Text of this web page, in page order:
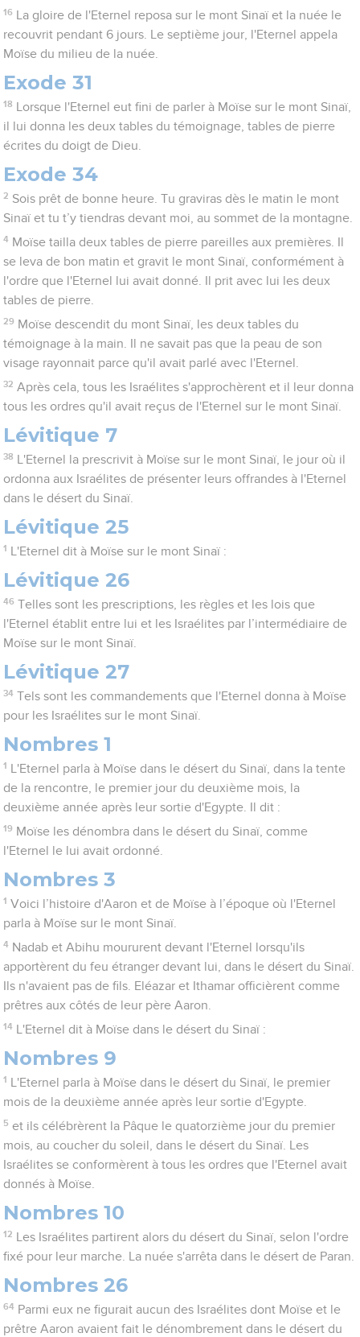
16
La gloire de l'Eternel reposa sur le mont Sinaï et la nuée le
recouvrit pendant 6 jours. Le septième jour, l'Eternel appela
Moïse du milieu de la nuée.
Exode 31
18
Lorsque l'Eternel eut fini de parler à Moïse sur le mont Sinaï,
il lui donna les deux tables du témoignage, tables de pierre
écrites du doigt de Dieu.
Exode 34
2 Sois prêt de bonne heure. Tu graviras dès le matin le mont
Sinaï et tu t’y tiendras devant moi, au sommet de la montagne.
4 Moïse tailla deux tables de pierre pareilles aux premières. Il
se leva de bon matin et gravit le mont Sinaï, conformément à
l'ordre que l'Eternel lui avait donné. Il prit avec lui les deux
tables de pierre.
29 Moïse descendit du mont Sinaï, les deux tables du
témoignage à la main. Il ne savait pas que la peau de son
visage rayonnait parce qu'il avait parlé avec l'Eternel.
32 Après cela, tous les Israélites s'approchèrent et il leur donna
tous les ordres qu'il avait reçus de l'Eternel sur le mont Sinaï.
Lévitique 7
38
L'Eternel la prescrivit à Moïse sur le mont Sinaï, le jour où il
ordonna aux Israélites de présenter leurs offrandes à l'Eternel
dans le désert du Sinaï.
Lévitique 25
1 L'Eternel dit à Moïse sur le mont Sinaï :
Lévitique 26
46 Telles sont les prescriptions, les règles et les lois que
l'Eternel établit entre lui et les Israélites par l’intermédiaire de
Moïse sur le mont Sinaï.
Lévitique 27
34 Tels sont les commandements que l'Eternel donna à Moïse
pour les Israélites sur le mont Sinaï.
Nombres 1
1
L'Eternel parla à Moïse dans le désert du Sinaï, dans la tente
de la rencontre, le premier jour du deuxième mois, la
deuxième année après leur sortie d'Egypte. Il dit :
19 Moïse les dénombra dans le désert du Sinaï, comme
l'Eternel le lui avait ordonné.
Nombres 3
1 Voici l’histoire d'Aaron et de Moïse à l’époque où l'Eternel
parla à Moïse sur le mont Sinaï.
4 Nadab et Abihu moururent devant l'Eternel lorsqu'ils
apportèrent du feu étranger devant lui, dans le désert du Sinaï.
Ils n'avaient pas de fils. Eléazar et Ithamar officièrent comme
prêtres aux côtés de leur père Aaron.
14 L'Eternel dit à Moïse dans le désert du Sinaï :
Nombres 9
1
L'Eternel parla à Moïse dans le désert du Sinaï, le premier
mois de la deuxième année après leur sortie d'Egypte.
5 et ils célébrèrent la Pâque le quatorzième jour du premier
mois, au coucher du soleil, dans le désert du Sinaï. Les
Israélites se conformèrent à tous les ordres que l'Eternel avait
donnés à Moïse.
Nombres 10
12
Les Israélites partirent alors du désert du Sinaï, selon l'ordre
fixé pour leur marche. La nuée s'arrêta dans le désert de Paran.
Nombres 26
64 Parmi eux ne figurait aucun des Israélites dont Moïse et le
prêtre Aaron avaient fait le dénombrement dans le désert du